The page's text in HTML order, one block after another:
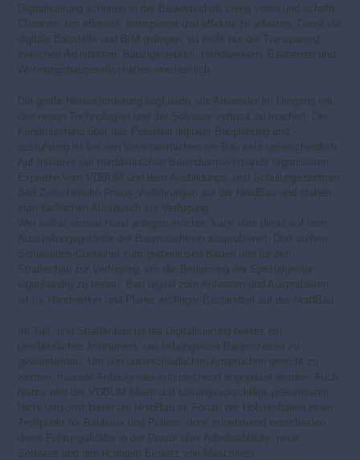
Digitalisierung schreitet in der Bauwirtschaft stetig voran und schafft
Chancen, um effizient, transparent und effektiv zu arbeiten. Damit die
digitale Baustelle und BIM gelingen, ist nicht nur die Transparenz
zwischen Architekten, Bauingenieuren, Handwerkern, Bauherren und
Wohnungsbaugesellschaften unerlässlich.
Die große Herausforderung liegt darin, die Anwender im Umgang mit
den neuen Technologien und der Software vertraut zu machen. Der
Kenntnisstand über das Potential digitaler Bauplanung und -
ausführung ist bei den Verantwortlichen am Bau sehr unterschiedlich.
Auf Initiative der norddeutschen Bauindustrieverbände organisieren
Experten vom VDBUM und dem Ausbildungs- und Schulungszentrum
Bad Zwischenahn Praxis-Vorführungen auf der NordBau und stehen
zum fachlichen Austausch zur Verfügung.
Wer selbst einmal Hand anlegen möchte, kann dies direkt auf dem
Ausstellungsgelände der Baumaschinen ausprobieren. Dort stehen
Simulations-Container zum grabenlosen Bauen und für den
Straßenbau zur Verfügung, um die Bedienung der Spezialgeräte
eigenhändig zu testen. Bau digital zum Anfassen und Ausprobieren
ist für Handwerker und Planer wichtiger Bestandteil auf der NordBau.
Im Tief- und Straßenbau ist die Digitalisierung bereits ein
unerlässliches Instrument, um reibungslose Bauprozesse zu
gewährleisten. Um den unterschiedlichen Ansprüchen gerecht zu
werden, müssen Anbaugeräte entsprechend angepasst werden. Auch
hierzu wird der VDBUM Ideen und Lösungsvorschläge präsentieren.
Nicht umsonst bietet die NordBau im Forum der Holstenhallen einen
Treffpunkt für Bauleiter und Poliere, denn zunehmend entscheiden
diese Führungskräfte in der Praxis über Arbeitsabläufe, neue
Software und den richtigen Einsatz von Maschinen.